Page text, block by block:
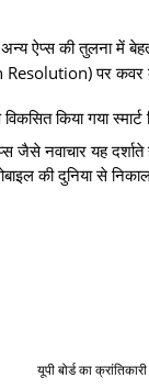
ऐप्स की तुलना में
Resolution) पर कवर
किया गया
नवाचार यह दर्शाते
की दुनिया से
यूपी बोर्ड का